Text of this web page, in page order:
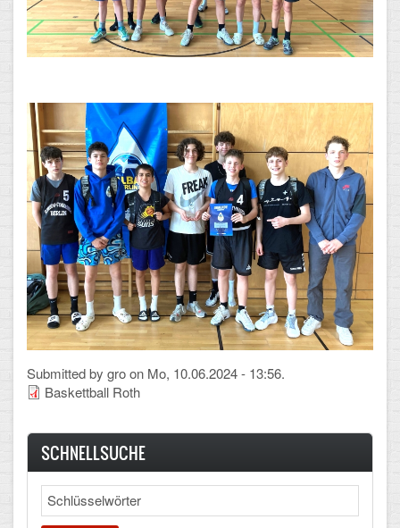
Ganztagsschule
Schulsozialarbeit
Arbeitsgemeinschaften
Klima-Projekt
Elternchor
Förderverein
Ehemalige
Schulzeitung: Der Gottfried
FÄCHER
Deutsch und Fremdsprachen
Ethik, Philosophie und Religion
Mathematik, Informatik und Naturwissenschaften
Submitted by groon Mo, 10.06.2024 - 13:56.
Baskettball Roth
SCHNELLSUCHE
Search